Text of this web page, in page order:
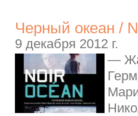
Черный океан /
9 декабря 2012 г.
—